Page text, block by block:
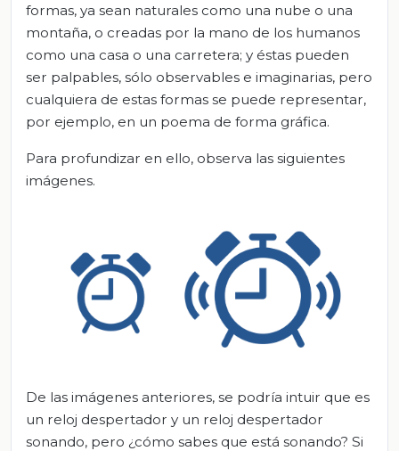
formas, ya sean naturales como una nube o una
montaña, o creadas por la mano de los humanos
como una casa o una carretera; y éstas pueden
ser palpables, sólo observables e imaginarias, pero
cualquiera de estas formas se puede representar,
por ejemplo, en un poema de forma gráfica.
Para profundizar en ello, observa las siguientes
imágenes.
De las imágenes anteriores, se podría intuir que es
un reloj despertador y un reloj despertador
sonando, pero ¿cómo sabes que está sonando? Si